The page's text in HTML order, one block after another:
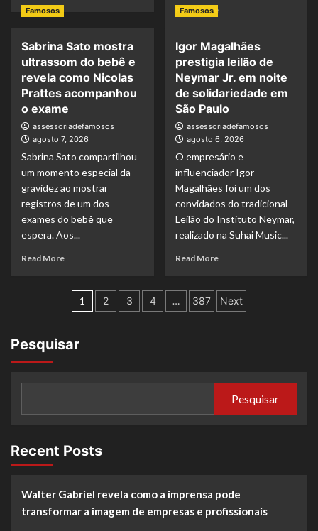
royalties
compra
60
porcos
brinca
com
dificuldade
para
fazer
PIX:
pedir
ajuda”
Read MoreRead
Lore
Improta
revela
mudança
na
rotina
de
Levi
após
bebê
ganhar
kg
em
um
Famosos
Sabrina Sato mostra
ultrassom do bebê e
revela como Nicolas
Prattes acompanhou
o exame
assessoriadefamosos
agosto 7, 2026
Sabrina Sato compartilhou
um momento especial da
gravidez ao mostrar
registros de um dos
exames do bebê que
espera. Aos...
Read MoreRead
Sabrina
Sato
do
Nicolas
acompanhou
o
Famosos
Igor Magalhães
prestigia leilão de
Neymar Jr. em noite
de solidariedade em
São Paulo
assessoriadefamosos
agosto 6, 2026
O empresário e
influenciador Igor
Magalhães foi um dos
convidados do tradicional
Leilão do Instituto Neymar,
realizado na Suhai Music...
Read MoreRead
Igor
Magalhães
noite
de
Paginação
posts
1 2 3 4 … 387 Next
Pesquisar
Pesquisar
Recent Posts
Walter Gabriel revela como a imprensa pode
transformar a imagem de empresas e profissionais